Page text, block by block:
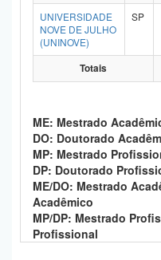
UNIVERSIDADE
NOVE DE JULHO
(UNINOVE)
SP
Totais
ME: Mestrado
DO: Doutorado
MP: Mestrado
DP: Doutorado
ME/DO: Mestrado
Acadêmico
MP/DP: Mestrado
Profissional